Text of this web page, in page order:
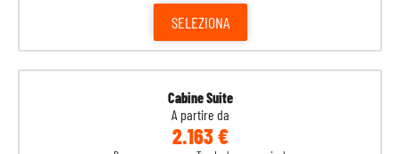
SELEZIONA
Cabine Suite
A partire da
2.163 €